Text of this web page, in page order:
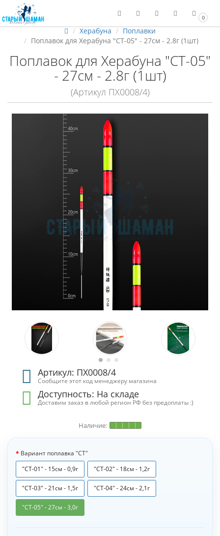
0
Херабуна
Поплавки
Поплавок для Херабуна "СТ-05" - 27см - 2.8г (1шт)
Поплавок для Херабуна "СТ-05"
- 27см - 2.8г (1шт)
(Артикул ПХ0008/4)
Артикул: ПХ0008/4
Сообщите этот код менеджеру магазина
Доступность: На складе
Доставим заказ в любой регион РФ без предоплаты :)
Вариант поплавка "СТ"
"СТ-01" - 15см - 0,9г
"СТ-02" - 18см - 1,2г
"СТ-03" - 21см - 1,5г "СТ-04" - 24см - 2,1г
"СТ-05" - 27см - 3,0г